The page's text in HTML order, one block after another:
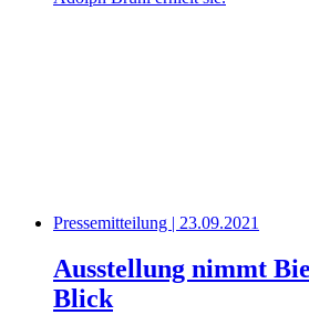
Pressemitteilung | 23.09.2021
Ausstellung nimmt
Blick